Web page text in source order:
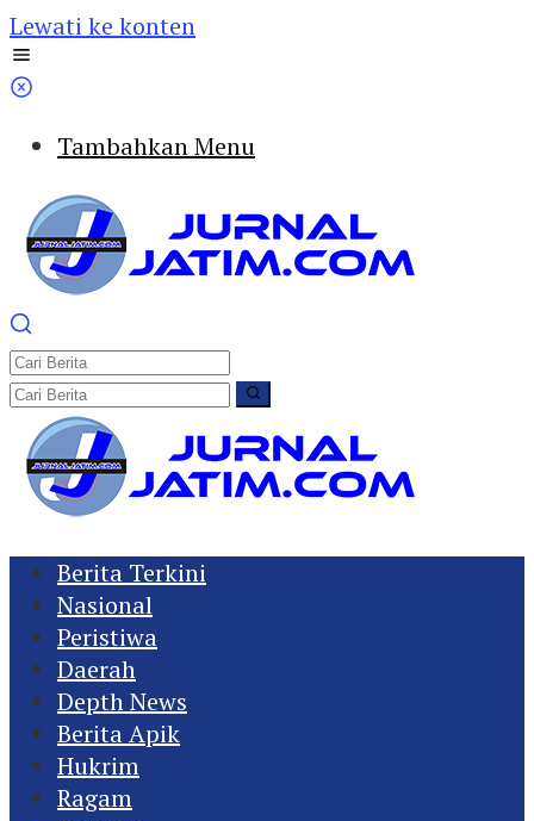
Lewati ke konten
Tambahkan Menu
Berita Terkini
Nasional
Peristiwa
Daerah
Depth News
Berita Apik
Hukrim
Ragam